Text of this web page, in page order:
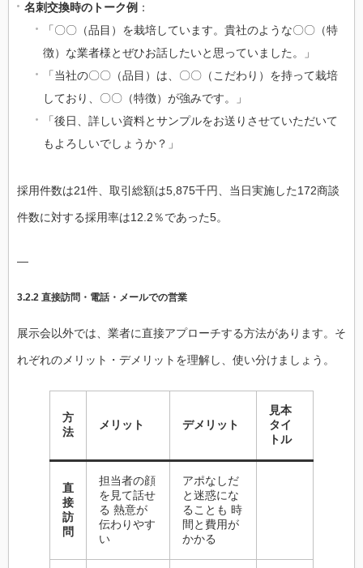
名刺交換時のトーク例 ：
「〇〇（品目）を栽培しています。貴社のような〇〇（特
徴）な業者様とぜひお話したいと思っていました。」
「当社の〇〇（品目）は、〇〇（こだわり）を持って栽培
しており、〇〇（特徴）が強みです。」
「後日、詳しい資料とサンプルをお送りさせていただいて
もよろしいでしょうか？」
採用件数は21件、取引総額は5,875千円、当日実施した172商談
件数に対する採用率は12.2％であった5。
—
3.2.2 直接訪問・電話・メールでの営業
展示会以外では、業者に直接アプローチする方法があります。そ
れぞれのメリット・デメリットを理解し、使い分けましょう。
方
法
メリット デメリット
見本
タイ
トル
直
接
訪
問
担当者の顔
を見て話せ
る 熱意が
伝わりやす
い
アポなしだ
と迷惑にな
ることも 時
間と費用が
かかる